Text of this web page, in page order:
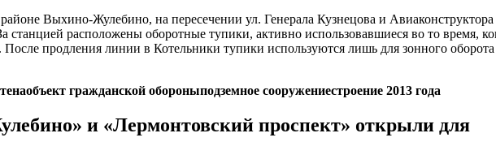
Выхино-Жулебино, на пересечении ул. Генерала Кузнецова и
станцией расположены оборотные тупики, активно использовавшиеся во то время,
продления линии в Котельники тупики используются лишь для зонного оборота
объект гражданской обороныподземное сооружениестроение 2013 года
и «Лермонтовский проспект» открыли для